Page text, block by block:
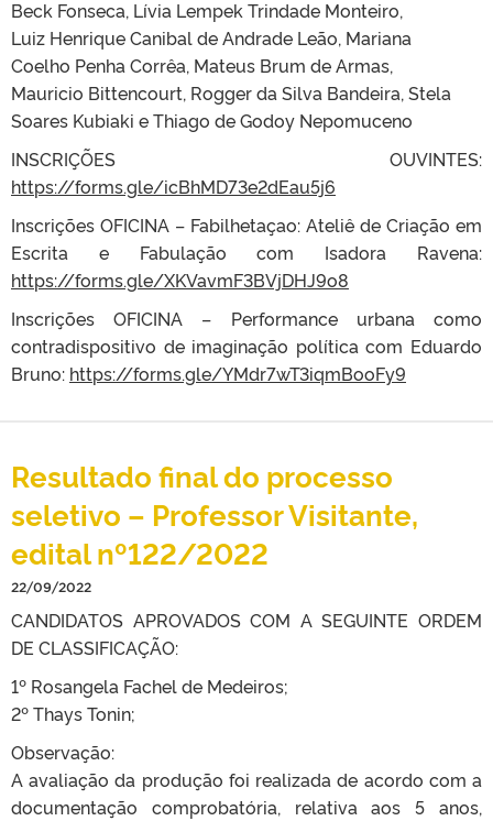
Beck Fonseca, Lívia Lempek Trindade Monteiro,
Luiz Henrique Canibal de Andrade Leão, Mariana
Coelho Penha Corrêa, Mateus Brum de Armas,
Mauricio Bittencourt, Rogger da Silva Bandeira, Stela
Soares Kubiaki e Thiago de Godoy Nepomuceno
INSCRIÇÕES OUVINTES:
https://forms.gle/icBhMD73e2dEau5j6
Inscrições OFICINA – Fabilhetaçao: Ateliê de Criação em
Escrita e Fabulação com Isadora Ravena:
https://forms.gle/XKVavmF3BVjDHJ9o8
Inscrições OFICINA – Performance urbana como
contradispositivo de imaginação política com Eduardo
Bruno: https://forms.gle/YMdr7wT3iqmBooFy9
Resultado final do processo
seletivo – Professor Visitante,
edital nº122/2022
22/09/2022
CANDIDATOS APROVADOS COM A SEGUINTE ORDEM
DE CLASSIFICAÇÃO:
1º Rosangela Fachel de Medeiros;
2º Thays Tonin;
Observação:
A avaliação da produção foi realizada de acordo com a
documentação comprobatória, relativa aos 5 anos,